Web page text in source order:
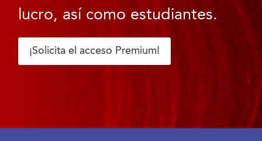
lucro, así como estudiantes.
¡Solicita el acceso Premium!